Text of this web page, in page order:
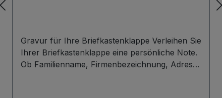
Gravur für Ihre Briefkastenklappe Verleihen Sie
Ihrer Briefkastenklappe eine persönliche Note.
Ob Familienname, Firmenbezeichnung, Adresse